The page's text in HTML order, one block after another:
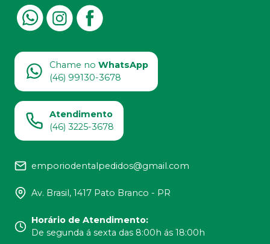
Chame no WhatsApp
(46) 99130-3678
Atendimento
(46) 3225-3678
emporiodentalpedidos@gmail.com
Av. Brasil, 1417 Pato Branco - PR
Horário de Atendimento:
De segunda á sexta das 8:00h ás 18:00h